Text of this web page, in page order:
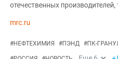
отечественных производителей,
mrc.ru
#НЕФТЕХИМИЯ #ПЭНД #ПК-